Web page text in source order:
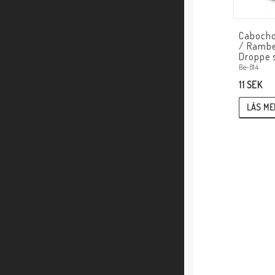
/
Droppe
Be-814
11 SEK
LÄS